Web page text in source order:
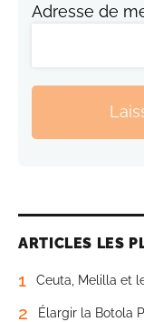
Adresse de
ARTICLES LES
1 Ceuta, Melilla et
2
Élargir la Botola